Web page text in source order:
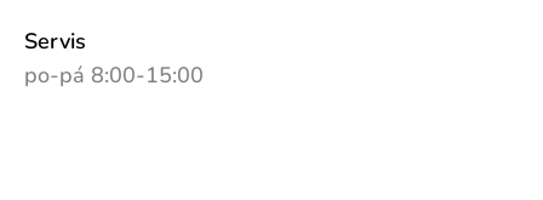
Servis
po-pá 8:00-15:00